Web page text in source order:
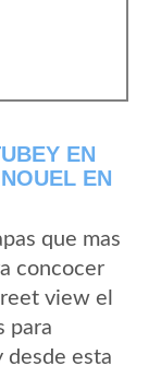
EN
EN
que mas
concocer
view el
para
desde esta